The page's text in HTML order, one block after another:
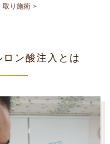
取り施術
ン酸注入とは